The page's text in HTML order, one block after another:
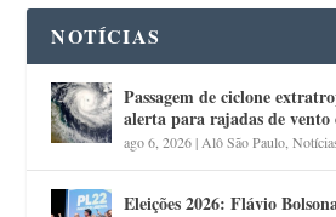
NOTÍCIAS
Passagem de ciclone
alerta para rajadas de
ago 6, 2026| Alô São Paulo ,
Eleições 2026: Flávio